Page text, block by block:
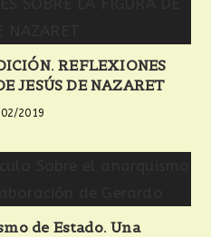
REFLEXIONES
JESÚS DE NAZARET
2019
de Estado. Una